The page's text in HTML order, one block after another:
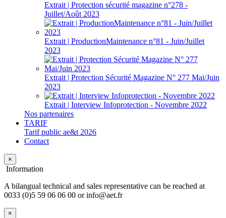
Extrait | Protection sécurité magazine n°278 -
Juillet/Août 2023
Extrait | ProductionMaintenance n°81 - Juin/Juillet
2023
Extrait | Protection Sécurité Magazine N° 277 Mai/Juin
2023
Extrait | Interview Infoprotection - Novembre 2022
Nos partenaires
TARIF
Tarif public ae&t 2026
Contact
×
Information
A bilangual technical and sales representative can be reached at
0033 (0)5 59 06 06 00 or info@aet.fr
×